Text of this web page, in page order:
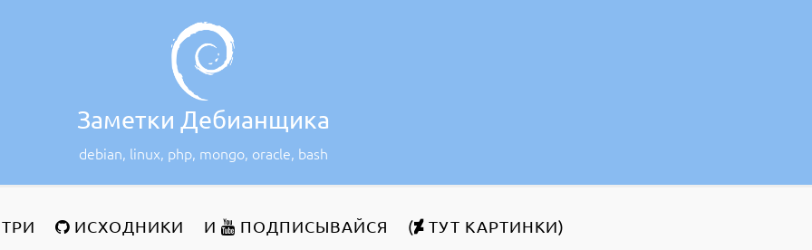
Заметки Дебианщика
debian, linux, php, mongo, oracle, bash
ИСХОДНИКИ И ПОДПИСЫВАЙСЯ ( ТУТ КАРТИНКИ)